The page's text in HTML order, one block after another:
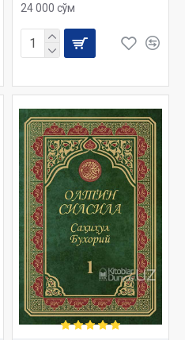
24 000 сўм